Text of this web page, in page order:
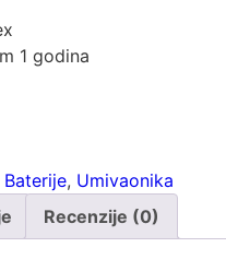
1 godina
Baterije, Umivaonika
Recenzije (0)